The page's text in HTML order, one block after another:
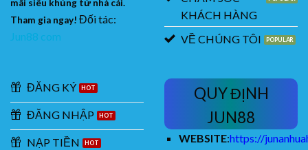
mãi siêu khủng từ nhà cái.
Tham gia ngay! Đối tác:
Jun88 com
KHÁCH HÀNG
VỀ CHÚNG TÔI
ĐĂNG KÝ
ĐĂNG NHẬP
NẠP TIỀN
QUY ĐỊNH
JUN88
WEBSITE:https://